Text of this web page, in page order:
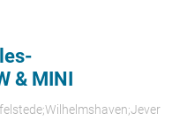
& MINI